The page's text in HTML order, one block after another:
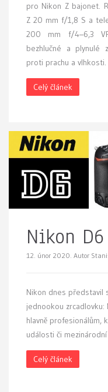
pro Nikon Z bajonet.
Z 20 mm f/1,8 S a
200 mm f/4–6,3
bezhlučné a plynulé
proti prachu a vlhkosti.
Celý článek
Nikon D6
12. únor 2020. Autor
Nikon dnes představil
jednookou
hlavně profesionálům,
události či
Celý článek